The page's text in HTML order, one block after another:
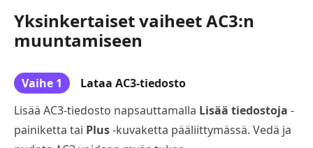
Yksinkertaiset vaiheet AC3:n
muuntamiseen
Vaihe 1
Lataa AC3-tiedosto
Lisää AC3-tiedosto napsauttamalla Lisää tiedostoja -
painiketta tai Plus-kuvaketta pääliittymässä. Vedä ja